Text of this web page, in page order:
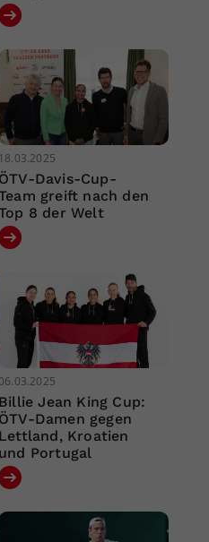
18.03.2025
ÖTV-Davis-Cup-
greift nach den
8 der Welt
06.03.2025
Billie Jean King Cup:
ÖTV-Damen gegen
Lettland, Kroatien
und Portugal